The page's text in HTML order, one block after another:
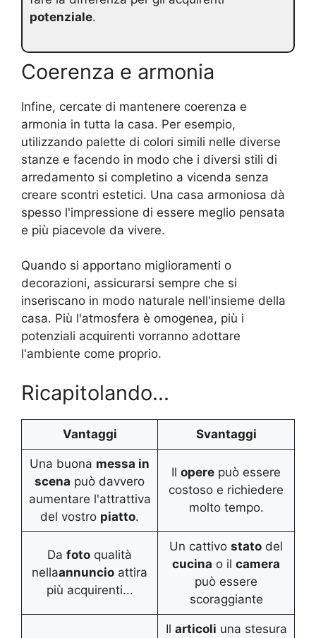
potenziale.
Coerenza e armonia
Infine, cercate di mantenere coerenza e
armonia in tutta la casa. Per esempio,
utilizzando palette di colori simili nelle diverse
stanze e facendo in modo che i diversi stili di
arredamento si completino a vicenda senza
creare scontri estetici. Una casa armoniosa dà
spesso l'impressione di essere meglio pensata
e più piacevole da vivere.
Quando si apportano miglioramenti o
decorazioni, assicurarsi sempre che si
inseriscano in modo naturale nell'insieme della
casa. Più l'atmosfera è omogenea, più i
potenziali acquirenti vorranno adottare
l'ambiente come proprio.
Ricapitolando...
Vantaggi Svantaggi
Una buona messa in
scena può davvero
aumentare l'attrattiva
del vostro piatto.
Il opere può essere
costoso e richiedere
molto tempo.
Da foto qualità
nellaannuncio attira
più acquirenti...
Un cattivo stato del
cucina o il camera
può essere
scoraggiante
Il articoli una stesura